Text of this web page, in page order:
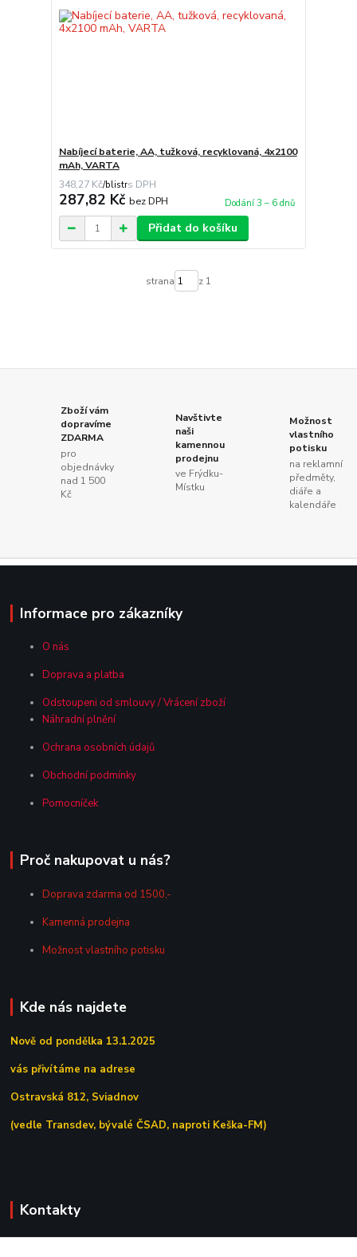
Nabíjecí baterie, AA, tužková, recyklovaná, 4x2100
mAh, VARTA
348,27 Kč/blistr
287,82 Kč bez DPH Dodání 3 – 6 dnů
Přidat do košíku
strana z 1
Zboží vám
dopravíme
ZDARMA
pro
objednávky
nad 1 500
Kč
Navštivte
naši
kamennou
prodejnu
ve Frýdku-
Místku
Možnost
vlastního
potisku
na reklamní
předměty,
diáře a
kalendáře
Informace pro zákazníky
O nás
Doprava a platba
Odstoupeni od smlouvy / Vrácení zboží
Náhradní plnění
Ochrana osobních údajů
Obchodní podmínky
Pomocníček
Proč nakupovat u nás?
Doprava zdarma od 1500,-
Kamenná prodejna
Možnost vlastního potisku
Kde nás najdete
Nově od pondělka 13.1.2025
vás přivítáme na adrese
Ostravská 812, Sviadnov
(vedle Transdev, bývalé ČSAD, naproti Keška-FM)
Kontakty